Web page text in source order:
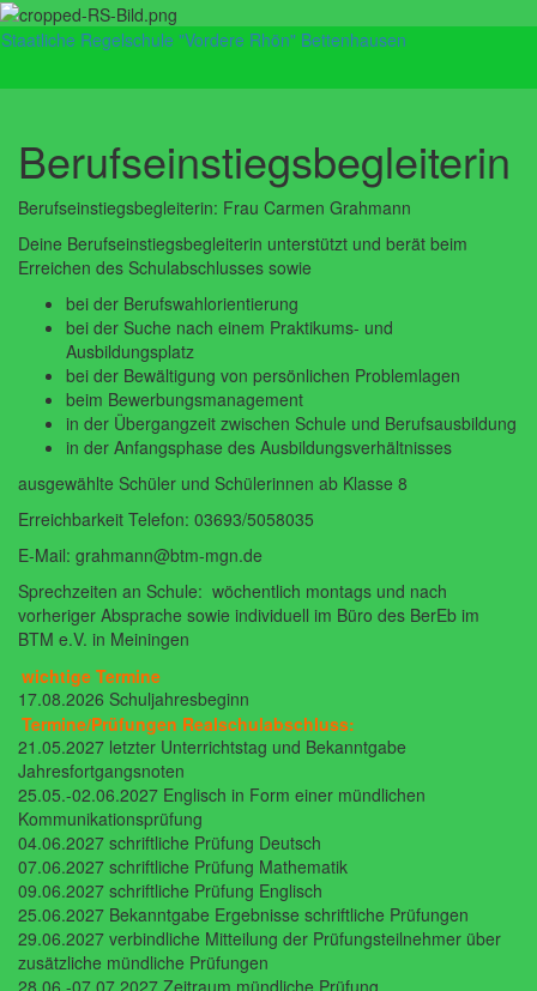
Staatliche Regelschule "Vordere Rhön" Bettenhausen
Berufseinstiegsbegleiterin
Berufseinstiegsbegleiterin: Frau Carmen Grahmann
Deine Berufseinstiegsbegleiterin unterstützt und berät beim
Erreichen des Schulabschlusses sowie
bei der Berufswahlorientierung
bei der Suche nach einem Praktikums- und
Ausbildungsplatz
bei der Bewältigung von persönlichen Problemlagen
beim Bewerbungsmanagement
in der Übergangzeit zwischen Schule und Berufsausbildung
in der Anfangsphase des Ausbildungsverhältnisses
ausgewählte Schüler und Schülerinnen ab Klasse 8
Erreichbarkeit Telefon: 03693/5058035
E-Mail: grahmann@btm-mgn.de
Sprechzeiten an Schule: wöchentlich montags und nach
vorheriger Absprache sowie individuell im Büro des BerEb im
BTM e.V. in Meiningen
wichtige Termine
17.08.2026 Schuljahresbeginn
Termine/Prüfungen Realschulabschluss:
21.05.2027 letzter Unterrichtstag und Bekanntgabe
Jahresfortgangsnoten
25.05.-02.06.2027 Englisch in Form einer mündlichen
Kommunikationsprüfung
04.06.2027 schriftliche Prüfung Deutsch
07.06.2027 schriftliche Prüfung Mathematik
09.06.2027 schriftliche Prüfung Englisch
25.06.2027 Bekanntgabe Ergebnisse schriftliche Prüfungen
29.06.2027 verbindliche Mitteilung der Prüfungsteilnehmer über
zusätzliche mündliche Prüfungen